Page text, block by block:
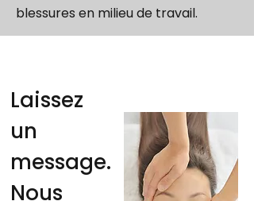
blessures en milieu de travail.
Laissez
un
message.
Nous